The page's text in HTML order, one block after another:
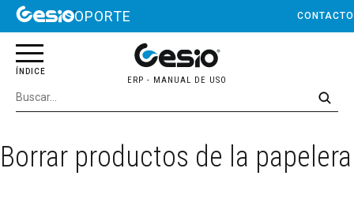
SOPORTE CONTACTO
Borrar productos de la papelera